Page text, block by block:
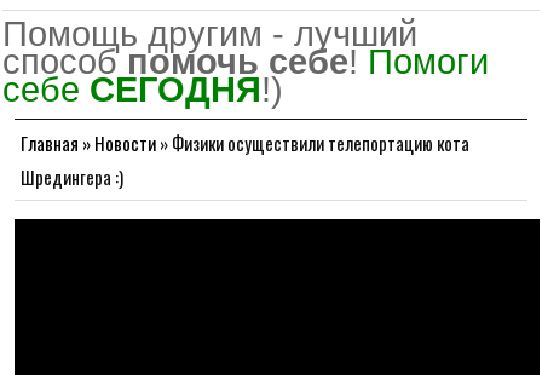
Помощь другим - лучший
способ помочь себе! Помоги
себе СЕГОДНЯ!)
Главная »Новости»Физики осуществили телепортацию кота
Шредингера :)